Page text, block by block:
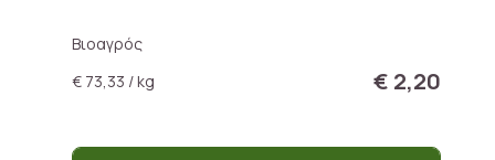
Βιοαγρός
€ 73,33 / kg
€ 2,20